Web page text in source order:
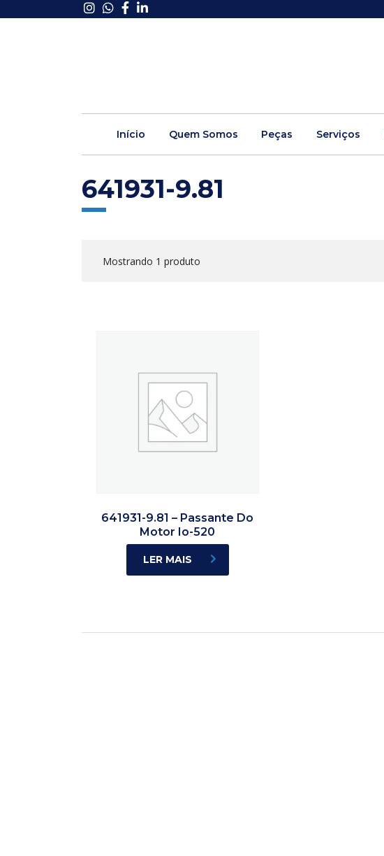
Início Quem Somos Peças Serviços
641931-9.81
Mostrando 1 produto
641931-9.81 – Passante Do
Motor Io-520
LER MAIS